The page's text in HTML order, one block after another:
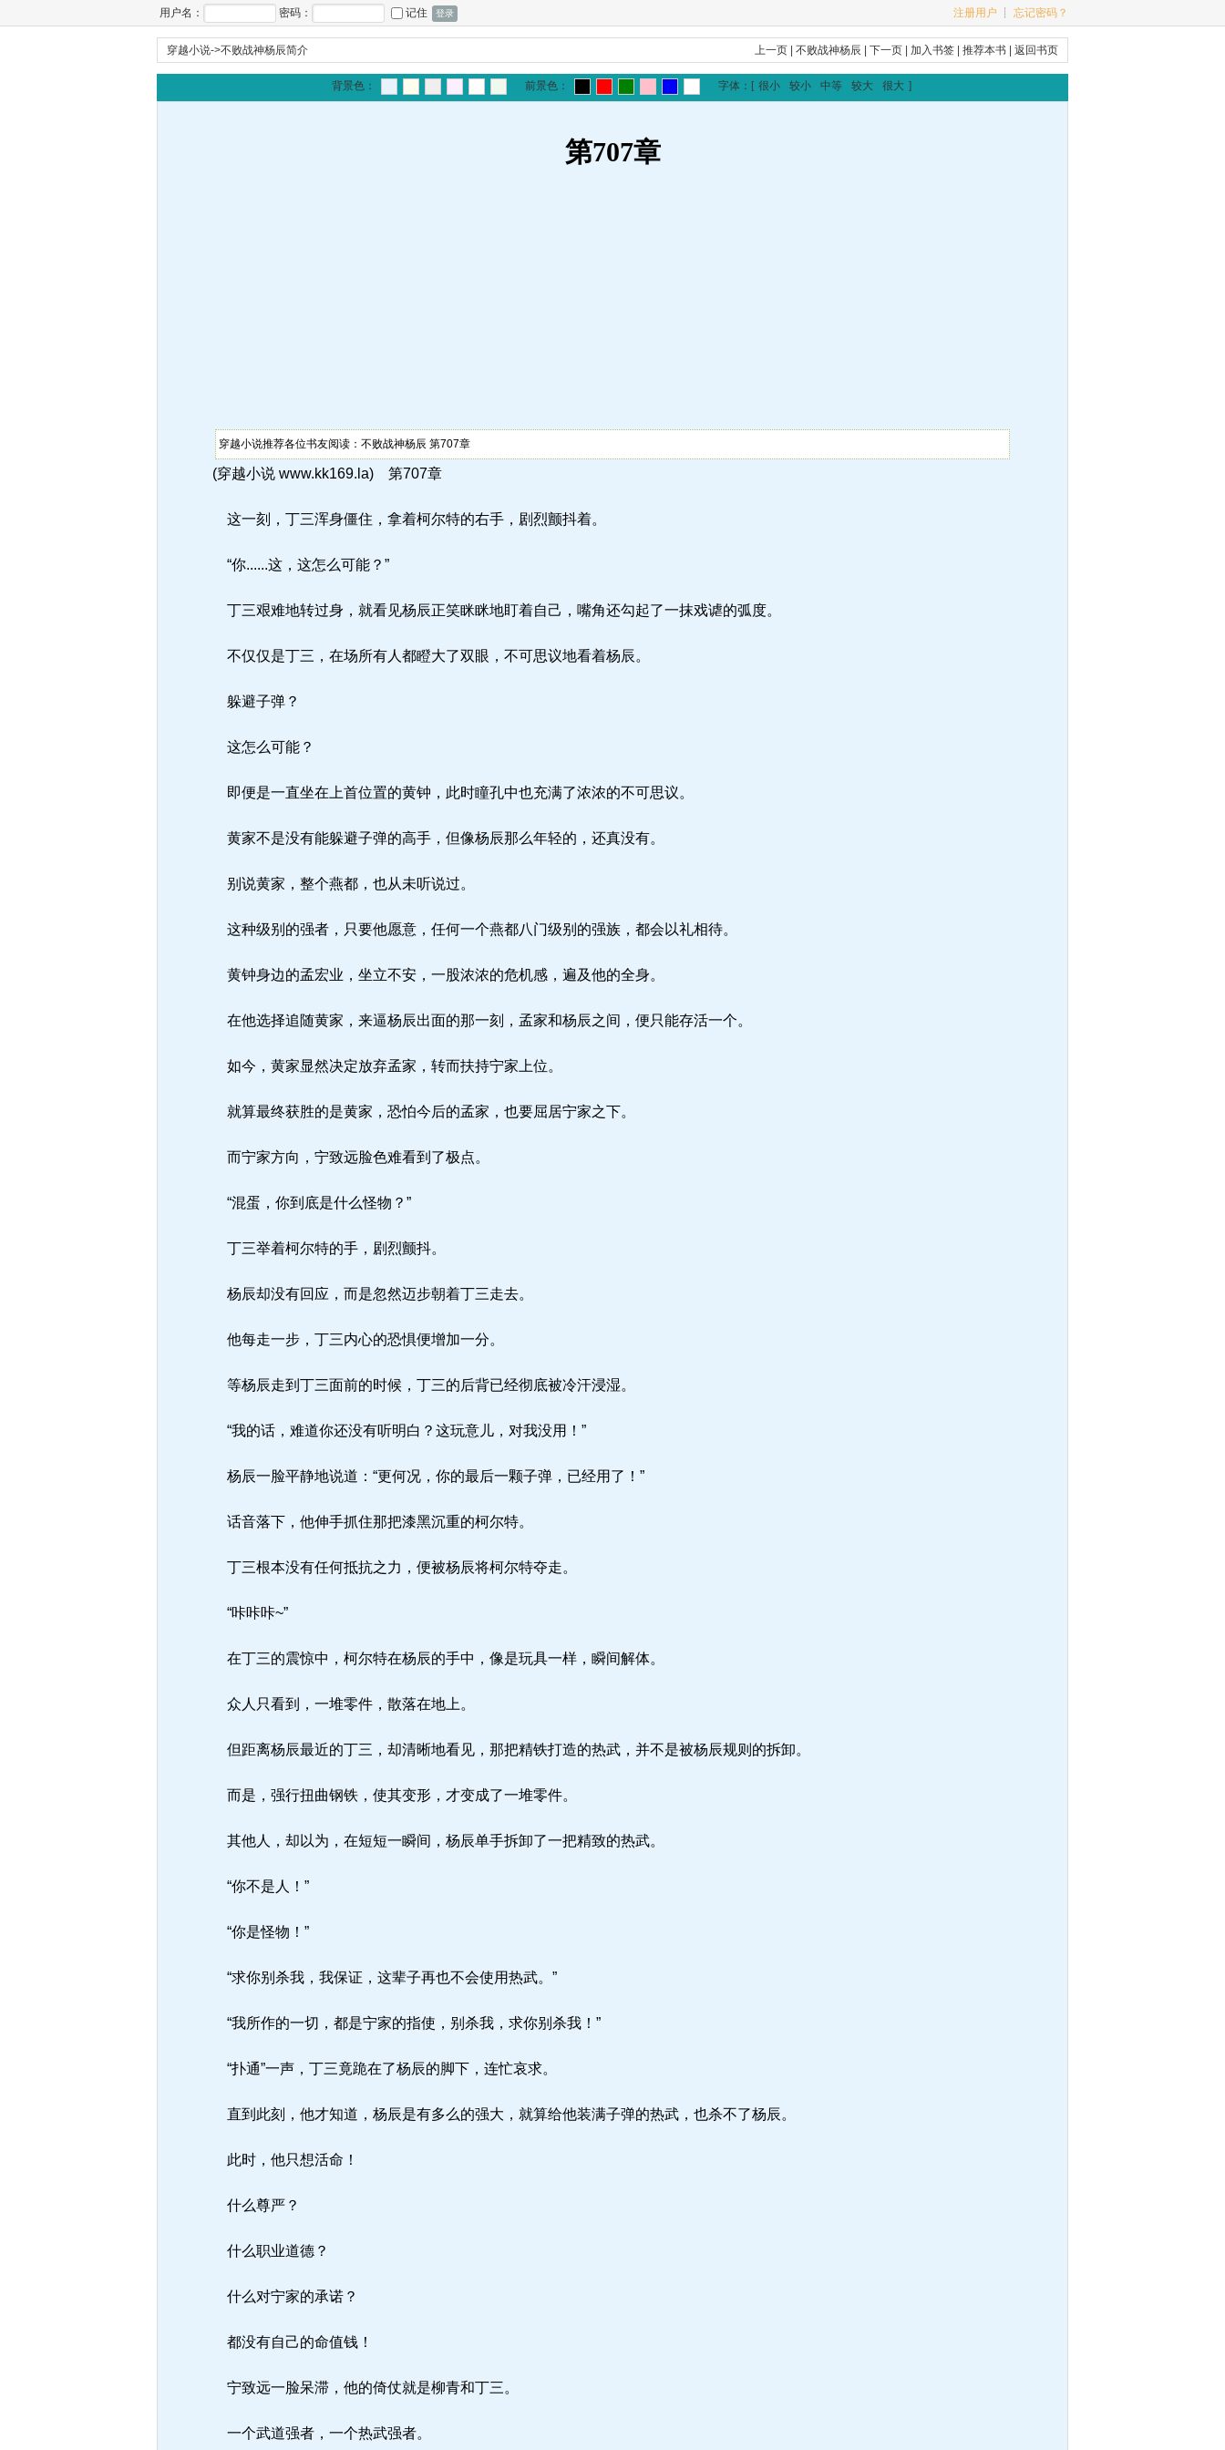
用户名： 密码： 记住 注册用户 ┊ 忘记密码？
穿越小说->不败战神杨辰简介 上一页 |不败战神杨辰 |下一页 |加入书签 |推荐本书 |返回书页
背景色： 前景色： 字体： [ 很小 较小 中等 较大 很大 ]
第707章
穿越小说推荐各位书友阅读：不败战神杨辰 第707章
(穿越小说 www.kk169.la) 第707章
这一刻，丁三浑身僵住，拿着柯尔特的右手，剧烈颤抖着。
“你......这，这怎么可能？”
丁三艰难地转过身，就看见杨辰正笑眯眯地盯着自己，嘴角还勾起了一抹戏谑的弧度。
不仅仅是丁三，在场所有人都瞪大了双眼，不可思议地看着杨辰。
躲避子弹？
这怎么可能？
即便是一直坐在上首位置的黄钟，此时瞳孔中也充满了浓浓的不可思议。
黄家不是没有能躲避子弹的高手，但像杨辰那么年轻的，还真没有。
别说黄家，整个燕都，也从未听说过。
这种级别的强者，只要他愿意，任何一个燕都八门级别的强族，都会以礼相待。
黄钟身边的孟宏业，坐立不安，一股浓浓的危机感，遍及他的全身。
在他选择追随黄家，来逼杨辰出面的那一刻，孟家和杨辰之间，便只能存活一个。
如今，黄家显然决定放弃孟家，转而扶持宁家上位。
就算最终获胜的是黄家，恐怕今后的孟家，也要屈居宁家之下。
而宁家方向，宁致远脸色难看到了极点。
“混蛋，你到底是什么怪物？”
丁三举着柯尔特的手，剧烈颤抖。
杨辰却没有回应，而是忽然迈步朝着丁三走去。
他每走一步，丁三内心的恐惧便增加一分。
等杨辰走到丁三面前的时候，丁三的后背已经彻底被冷汗浸湿。
“我的话，难道你还没有听明白？这玩意儿，对我没用！”
杨辰一脸平静地说道：“更何况，你的最后一颗子弹，已经用了！”
话音落下，他伸手抓住那把漆黑沉重的柯尔特。
丁三根本没有任何抵抗之力，便被杨辰将柯尔特夺走。
“咔咔咔~”
在丁三的震惊中，柯尔特在杨辰的手中，像是玩具一样，瞬间解体。
众人只看到，一堆零件，散落在地上。
但距离杨辰最近的丁三，却清晰地看见，那把精铁打造的热武，并不是被杨辰规则的拆卸。
而是，强行扭曲钢铁，使其变形，才变成了一堆零件。
其他人，却以为，在短短一瞬间，杨辰单手拆卸了一把精致的热武。
“你不是人！”
“你是怪物！”
“求你别杀我，我保证，这辈子再也不会使用热武。”
“我所作的一切，都是宁家的指使，别杀我，求你别杀我！”
“扑通”一声，丁三竟跪在了杨辰的脚下，连忙哀求。
直到此刻，他才知道，杨辰是有多么的强大，就算给他装满子弹的热武，也杀不了杨辰。
此时，他只想活命！
什么尊严？
什么职业道德？
什么对宁家的承诺？
都没有自己的命值钱！
宁致远一脸呆滞，他的倚仗就是柳青和丁三。
一个武道强者，一个热武强者。